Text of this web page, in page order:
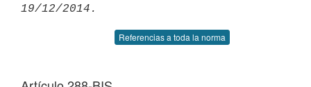
Referencias a toda la norma